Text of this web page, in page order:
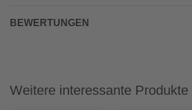
BEWERTUNGEN
Weitere interessante Produkte